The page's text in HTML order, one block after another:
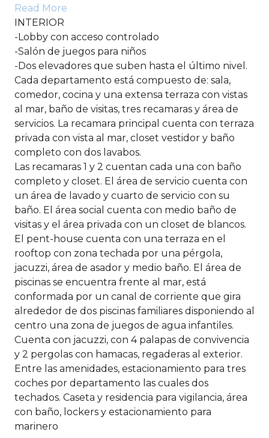
Read More
INTERIOR
-Lobby con acceso controlado
-Salón de juegos para niños
-Dos elevadores que suben hasta el último nivel.
Cada departamento está compuesto de: sala,
comedor, cocina y una extensa terraza con vistas
al mar, baño de visitas, tres recamaras y área de
servicios. La recamara principal cuenta con terraza
privada con vista al mar, closet vestidor y baño
completo con dos lavabos.
Las recamaras 1 y 2 cuentan cada una con baño
completo y closet. El área de servicio cuenta con
un área de lavado y cuarto de servicio con su
baño. El área social cuenta con medio baño de
visitas y el área privada con un closet de blancos.
El pent-house cuenta con una terraza en el
rooftop con zona techada por una pérgola,
jacuzzi, área de asador y medio baño. El área de
piscinas se encuentra frente al mar, está
conformada por un canal de corriente que gira
alrededor de dos piscinas familiares disponiendo al
centro una zona de juegos de agua infantiles.
Cuenta con jacuzzi, con 4 palapas de convivencia
y 2 pergolas con hamacas, regaderas al exterior.
Entre las amenidades, estacionamiento para tres
coches por departamento las cuales dos
techados. Caseta y residencia para vigilancia, área
con baño, lockers y estacionamiento para
marinero